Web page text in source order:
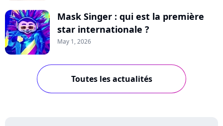
Mask Singer : qui est la première
star internationale ?
May 1, 2026
Toutes les actualités